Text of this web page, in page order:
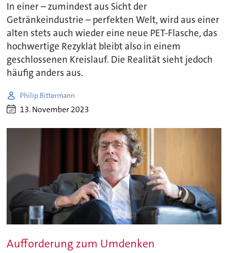
In einer – zumindest aus Sicht der
Getränkeindustrie – perfekten Welt, wird aus einer
alten stets auch wieder eine neue PET-Flasche, das
hochwertige Rezyklat bleibt also in einem
geschlossenen Kreislauf. Die Realität sieht jedoch
häufig anders aus.
Philip Bittermann
13. November 2023
Aufforderung zum Umdenken